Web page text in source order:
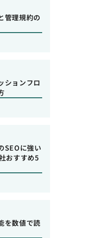
管理規約の
ションフロ
SEOに強い
おすすめ5
を数値で読